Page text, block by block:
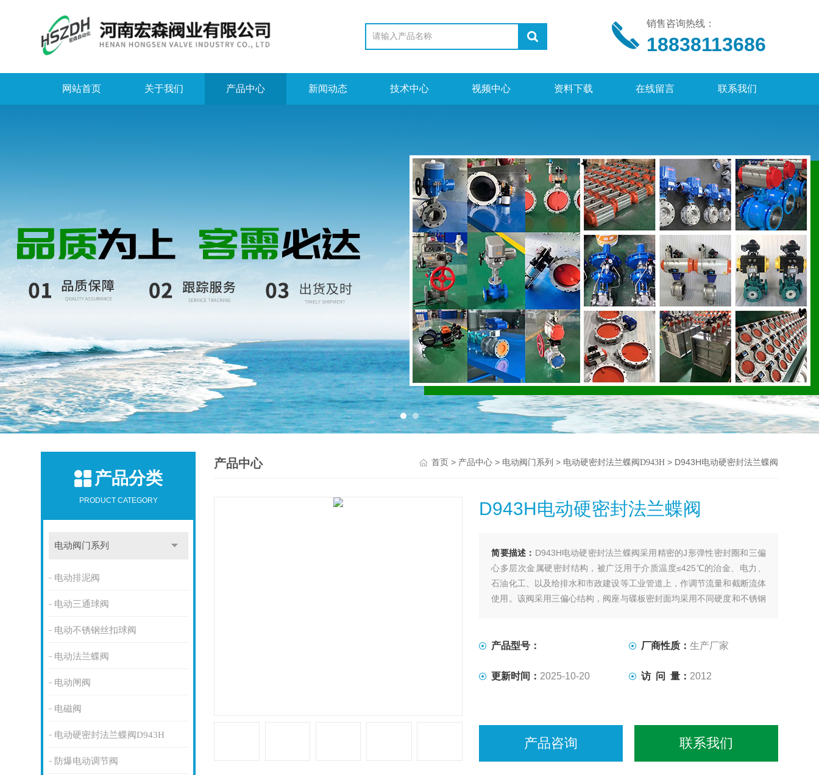
销售咨询热线：
18838113686
网站首页 关于我们 产品中心 新闻动态 技术中心 视频中心 资料下载 在线留言 联系我们
产品分类
PRODUCT CATEGORY
电动阀门系列
电动排泥阀
电动三通球阀
电动不锈钢丝扣球阀
电动法兰蝶阀
电动闸阀
电磁阀
电动硬密封法兰蝶阀D943H
防爆电动调节阀
产品中心 首页> 产品中心> 电动阀门系列 > 电动硬密封法兰蝶阀D943H> D943H电动硬密封法兰蝶阀
D943H电动硬密封法兰蝶阀
简要描述： D943H电动硬密封法兰蝶阀采用精密的J形弹性密封圈和三偏
心多层次金属硬密封结构，被广泛用于介质温度≤425℃的治金、电力、
石油化工、以及给排水和市政建设等工业管道上，作调节流量和截断流体
使用。该阀采用三偏心结构，阀座与碟板密封面均采用不同硬度和不锈钢
产品型号： 厂商性质： 生产厂家
更新时间： 2025-10-20 访 问 量： 2012
产品咨询 联系我们